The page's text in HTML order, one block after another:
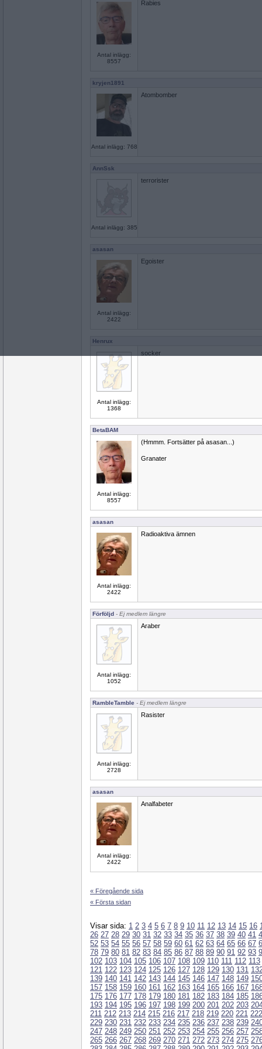
Antal inlägg:
8557
Rabies
kryjen1891
Antal inlägg: 768
Atombomber
AnnSsk
Antal inlägg: 385
terrorister
asasan
Antal inlägg:
2422
Egoister
Henrux
Antal inlägg:
1368
socker
BetaBAM
Antal inlägg:
8557
(Hmmm. Fortsätter på asasan...)
Granater
asasan
Antal inlägg:
2422
Radioaktiva ämnen
Förföljd - Ej medlem längre
Antal inlägg:
1052
Araber
RambleTamble - Ej medlem längre
Antal inlägg:
2728
Rasister
asasan
Antal inlägg:
2422
Analfabeter
« Föregående sida
« Första sidan
Visar sida: 1 2 3 4 5 6 7 8 9 10 11 12 13 14 15 16
26 27 28 29 30 31 32 33 34 35 36 37 38 39 40 41
52 53 54 55 56 57 58 59 60 61 62 63 64 65 66 67
78 79 80 81 82 83 84 85 86 87 88 89 90 91 92 93
102 103 104 105 106 107 108 109 110 111 112 113
121 122 123 124 125 126 127 128 129 130 131
139 140 141 142 143 144 145 146 147 148 149
157 158 159 160 161 162 163 164 165 166 167
175 176 177 178 179 180 181 182 183 184 185
193 194 195 196 197 198 199 200 201 202 203
211 212 213 214 215 216 217 218 219 220 221 222
229 230 231 232 233 234 235 236 237 238 239
247 248 249 250 251 252 253 254 255 256 257
265 266 267 268 269 270 271 272 273 274 275